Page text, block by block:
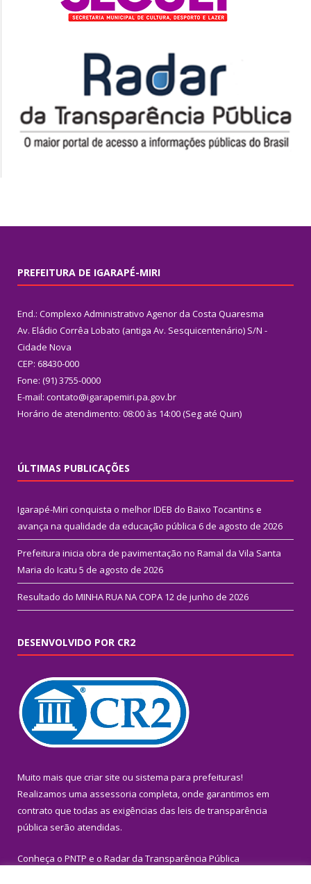
PREFEITURA DE IGARAPÉ-MIRI
End.: Complexo Administrativo Agenor da Costa Quaresma
Av. Eládio Corrêa Lobato (antiga Av. Sesquicentenário) S/N -
Cidade Nova
CEP: 68430-000
Fone: (91) 3755-0000
E-mail: contato@igarapemiri.pa.gov.br
Horário de atendimento: 08:00 às 14:00 (Seg até Quin)
ÚLTIMAS PUBLICAÇÕES
Igarapé-Miri conquista o melhor IDEB do Baixo Tocantins e
avança na qualidade da educação pública 6 de agosto de 2026
Prefeitura inicia obra de pavimentação no Ramal da Vila Santa
Maria do Icatu 5 de agosto de 2026
Resultado do MINHA RUA NA COPA 12 de junho de 2026
DESENVOLVIDO POR CR2
Muito mais que criar site ou sistema para prefeituras!
Realizamos uma assessoria completa, onde garantimos em
contrato que todas as exigências das leis de transparência
pública serão atendidas.
Conheça o PNTP e o Radar da Transparência Pública